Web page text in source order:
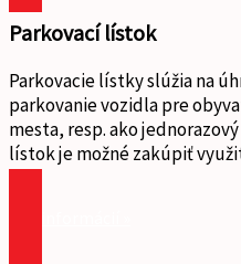
Parkovací lístok
Parkovacie lístky slúžia na
parkovanie vozidla pre
mesta, resp. ako
lístok je možné zakúpiť